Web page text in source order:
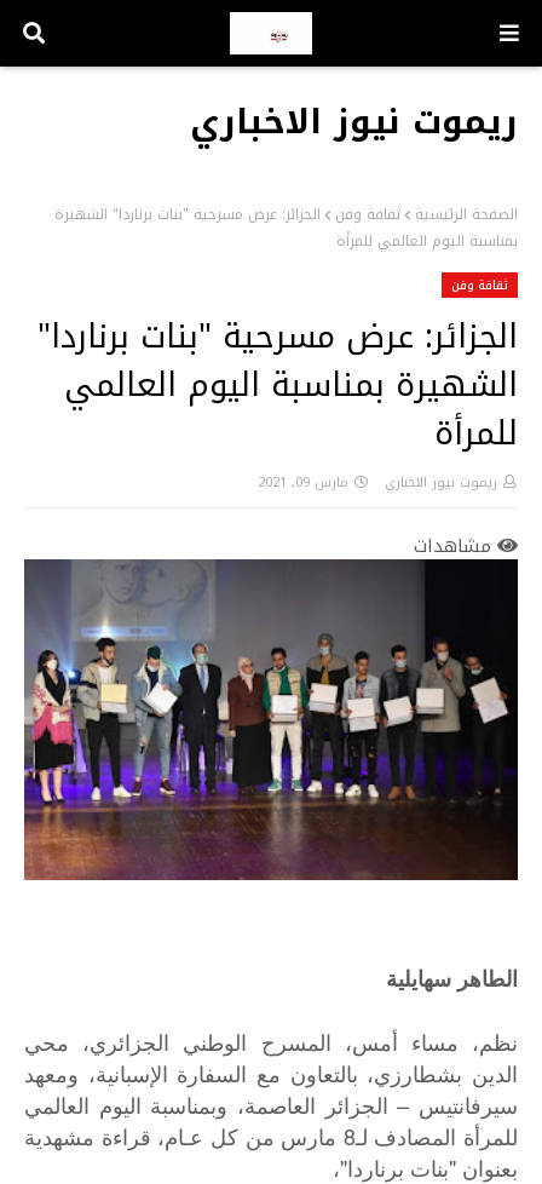
ريموت نيوز الاخباري
الصفحة الرئيسية ثقافة وفن
الجزائر: عرض مسرحية "بنات برناردا" الشهيرة
بمناسبة اليوم العالمي للمرأة
ثقافة وفن
الجزائر: عرض مسرحية "بنات برناردا"
الشهيرة بمناسبة اليوم العالمي
للمرأة
ريموت نيوز الاخباري مارس 09, 2021
مشاهدات
الطاهر سهايلية
نظم، مساء أمس، المسرح الوطني الجزائري، محي
الدين بشطارزي، بالتعاون مع السفارة الإسبانية، ومعهد
سيرفانتيس – الجزائر العاصمة، وبمناسبة اليوم العالمي
للمرأة المصادف لـ8 مارس من كل عـام، قراءة مشهدية
بعنوان "بنات برناردا"،